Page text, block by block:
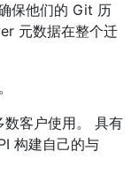
保他们的 Git 历
元数据在整个迁
客户使用。 具有
构建自己的与